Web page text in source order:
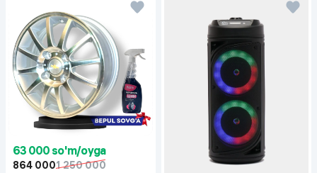
63 000 so'm/oyga
864 0001 250 000